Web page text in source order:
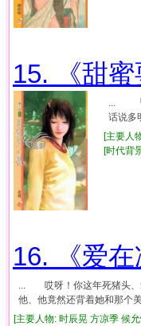
15. 《甜蜜
... 「
话说多
[主要人
[时代背
16. 《爱在
... 哎呀！你这年死猪头
他、他竟然还背着她和那
[主要人物: 时辰晃 方凉季 候